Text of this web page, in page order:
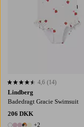
Lindberg
Badedragt Gracie Swimsuit
206 DKK
+2
4,6 baseret på 14 bedømmelser
4,6 (14)